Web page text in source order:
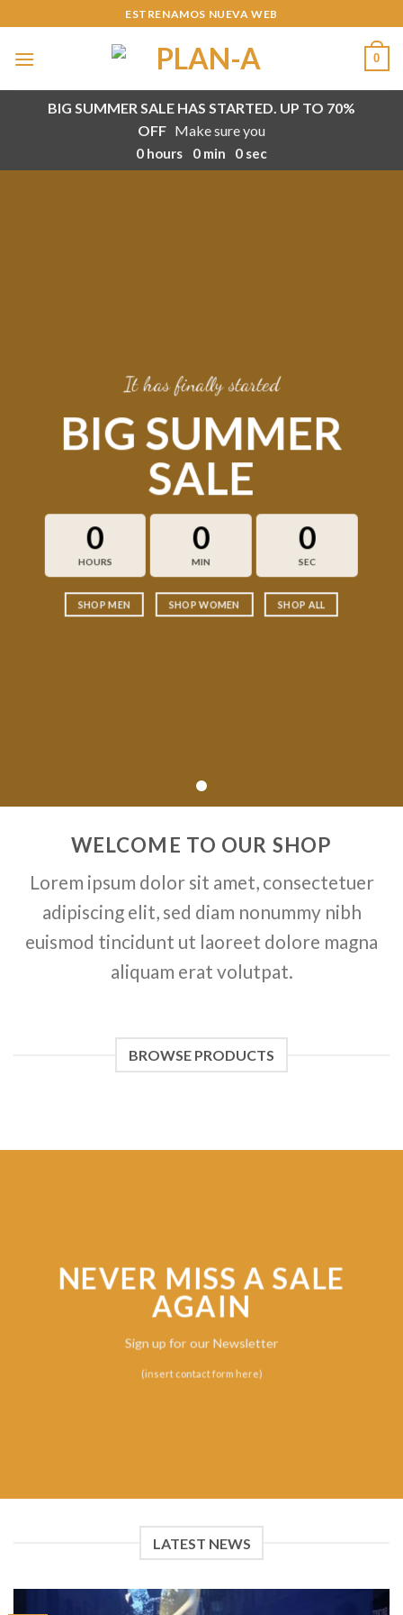
to
content
ESTRENAMOS NUEVA WEB
0
BIG SUMMER SALE HAS STARTED. UP TO 70%
OFF Make sure you
0 hours 0 min 0 sec
It has finally started
BIG SUMMER
SALE
0
HOURS
0
MIN
0
SEC
SHOP MEN SHOP WOMEN SHOP ALL
WELCOME TO OUR SHOP
Lorem ipsum dolor sit amet, consectetuer
adipiscing elit, sed diam nonummy nibh
euismod tincidunt ut laoreet dolore magna
aliquam erat volutpat.
BROWSE PRODUCTS
NEVER MISS A SALE
AGAIN
Sign up for our Newsletter
(insert contact form here)
LATEST NEWS